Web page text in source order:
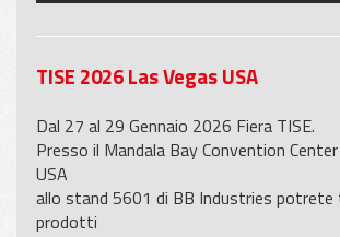
TISE 2026 Las Vegas USA
Dal 27 al 29 Gennaio 2026 Fiera TISE.
Presso il Mandala Bay Convention
USA
allo stand 5601 di BB Industries
prodotti